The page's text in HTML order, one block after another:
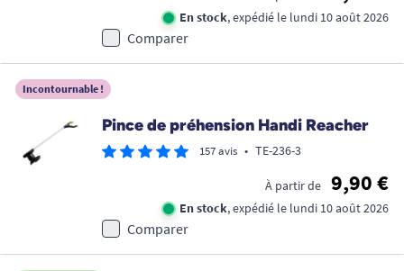
En stock, expédié le lundi 10 août 2026
Comparer
Incontournable !
Pince de préhension Handi Reacher
157 avis • TE-236-3
À partir de 9,90 €
En stock, expédié le lundi 10 août 2026
Comparer